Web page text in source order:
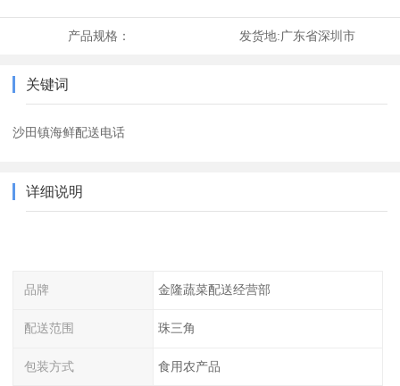
产品规格： 发货地:广东省深圳市
关键词
沙田镇海鲜配送电话
详细说明
品牌 金隆蔬菜配送经营部
配送范围 珠三角
包装方式 食用农产品